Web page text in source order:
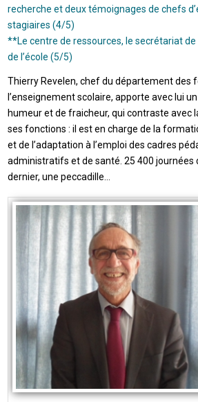
recherche et deux témoignages de chefs
stagiaires (4/5)
**Le centre de ressources, le secrétariat
de l’école (5/5)
Thierry Revelen, chef du département des
l’enseignement scolaire, apporte avec lui
humeur et de fraicheur, qui contraste avec
ses fonctions : il est en charge de la
et de l’adaptation à l’emploi des cadres
administratifs et de santé. 25 400 journées
dernier, une peccadille…